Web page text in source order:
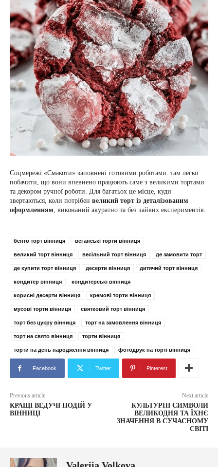
Соцмережі «Смакоти» заповнені готовими роботами: там легко
побачити, що вони впевнено працюють саме з великими тортами
та декором ручної роботи. Для багатьох це місце, куди
звертаються, коли потрібен великий торт із деталізованим
оформленням, виконаний акуратно та без зайвих експериментів.
бенто торт вінниця веганські торти вінниця
великий торт вінниця весільний торт вінниця де замовити торт
де купити торт вінниця десерти вінниця дитячий торт вінниця
кондитер вінниця кондитерські вінниця
корисні десерти вінниця кремові торти вінниця
мусові торти вінниця святковий торт вінниця
торт без цукру вінниця торт на замовлення вінниця
торт на свято вінниця торти вінниця
торти на день народження вінниця фотодрук на торті вінниця
Facebook Twitter Pinterest
Previous article
КРАЩІ ВЕДУЧІ ПОДІЙ У
ВІННИЦІ
Next article
КУЛЬТУРНІ СИМВОЛИ
ВЕЛИКОДНЯ ТА ЇХНЄ
ЗНАЧЕННЯ В СУЧАСНОМУ
СВІТІ